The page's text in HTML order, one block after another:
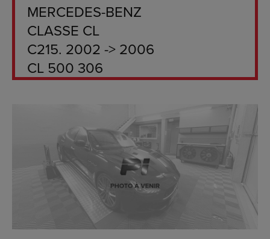
MERCEDES-BENZ
CLASSE CL
C215. 2002 -> 2006
CL 500 306